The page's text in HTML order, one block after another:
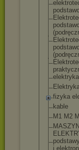
elektryka
fizyka
kable
M1 M2
i